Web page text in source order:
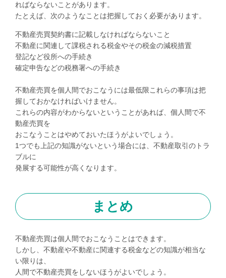
ればならないことがあります。
たとえば、次のようなことは把握しておく必要があります。
不動産売買契約書に記載しなければならないこと
不動産に関連して課税される税金やその税金の減税措置
登記など役所への手続き
確定申告などの税務署への手続き
不動産売買を個人間でおこなうには最低限これらの事項は把
握しておかなければいけません。
これらの内容がわからないということがあれば、個人間で不
動産売買を
おこなうことはやめておいたほうがよいでしょう。
1つでも上記の知識がないという場合には、不動産取引のトラ
ブルに
発展する可能性が高くなります。
まとめ
不動産売買は個人間でおこなうことはできます。
しかし、不動産や不動産に関連する税金などの知識が相当な
い限りは、
人間で不動産売買をしないほうがよいでしょう。